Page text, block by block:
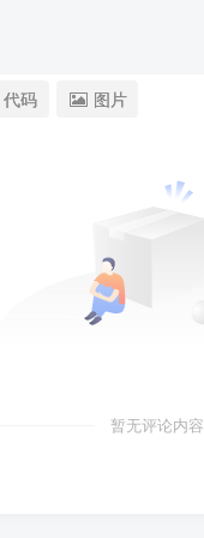
代码 图片
暂无评论内容